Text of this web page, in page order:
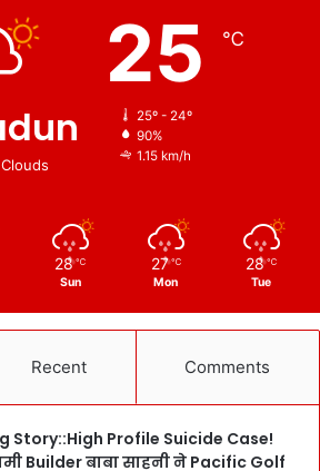
25 ℃
25º - 24º
90%
1.15 km/h
28 ℃
Sun
27 ℃
Mon
28 ℃
Tue
Recent Comments
Story::High Profile Suicide Case!
Builder बाबा साहनी ने Pacific Golf